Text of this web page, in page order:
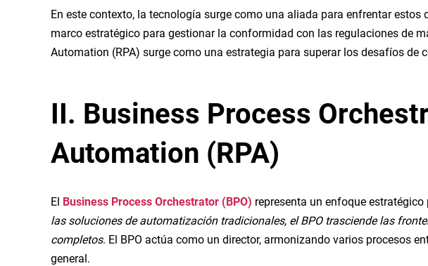
En este contexto, la tecnología surge como una aliada para enfrentar
marco estratégico para gestionar la conformidad con las regulaciones de
Automation (RPA) surge como una estrategia para superar los desafíos de
II. Business Process
Automation (RPA)
El Business Process Orchestrator (BPO) representa un enfoque
las soluciones de automatización tradicionales, el BPO trasciende las
completos. El BPO actúa como un director, armonizando varios procesos
general.